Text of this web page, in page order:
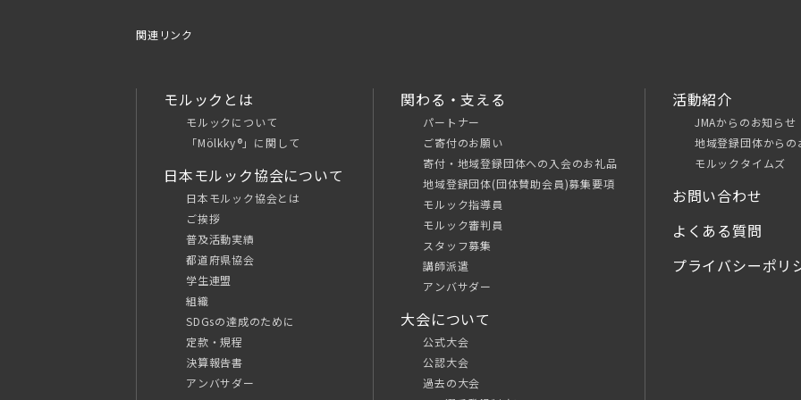
関連リンク
モルックとは
モルックについて
「Mölkky®」に関して
日本モルック協会について
日本モルック協会とは
ご挨拶
普及活動実績
都道府県協会
学生連盟
組織
SDGsの達成のために
定款・規程
決算報告書
アンバサダー
関わる・支える
パートナー
ご寄付のお願い
寄付・地域登録団体への入会のお礼品
地域登録団体(団体賛助会員)募集要項
モルック指導員
モルック審判員
スタッフ募集
講師派遣
アンバサダー
大会について
公式大会
公認大会
過去の大会
活動紹介
JMAからのお知らせ
地域登録団体からの
モルックタイムズ
お問い合わせ
よくある質問
プライバシーポリ